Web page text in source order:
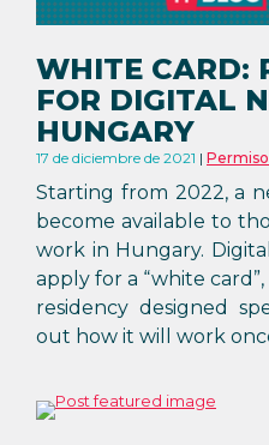
WHITE CARD:
FOR DIGITAL
HUNGARY
17 de diciembre de 2021
Starting from 2022, a
become available to
work in Hungary.
apply for a “white
residency designed
out how it will work